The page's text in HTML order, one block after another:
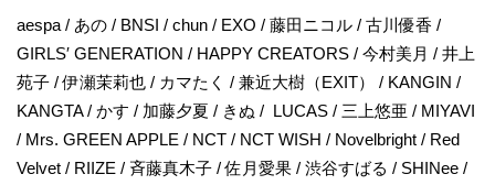
aespa / あの / BNSI / chun / EXO / 藤田ニコル / 古川優香 /
GIRLS′ GENERATION / HAPPY CREATORS / 今村美月 / 井上
苑子 / 伊瀬茉莉也 / カマたく / 兼近大樹（EXIT） / KANGIN /
KANGTA / かす / 加藤夕夏 / きぬ / LUCAS / 三上悠亜 / MIYAVI
/ Mrs. GREEN APPLE / NCT / NCT WISH / Novelbright / Red
Velvet / RIIZE / 斉藤真木子 / 佐月愛果 / 渋谷すばる / SHINee /